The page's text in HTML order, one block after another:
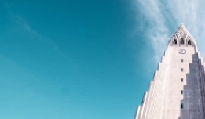
Gestion des freelances
Intégrez et gérez vos
Sous-traitez les opérations
Comparer Remote
Examinez notre service par
Calculateur de paiement
Découvrez les devises
paiement pour vos freelances
Nederlands Connexion